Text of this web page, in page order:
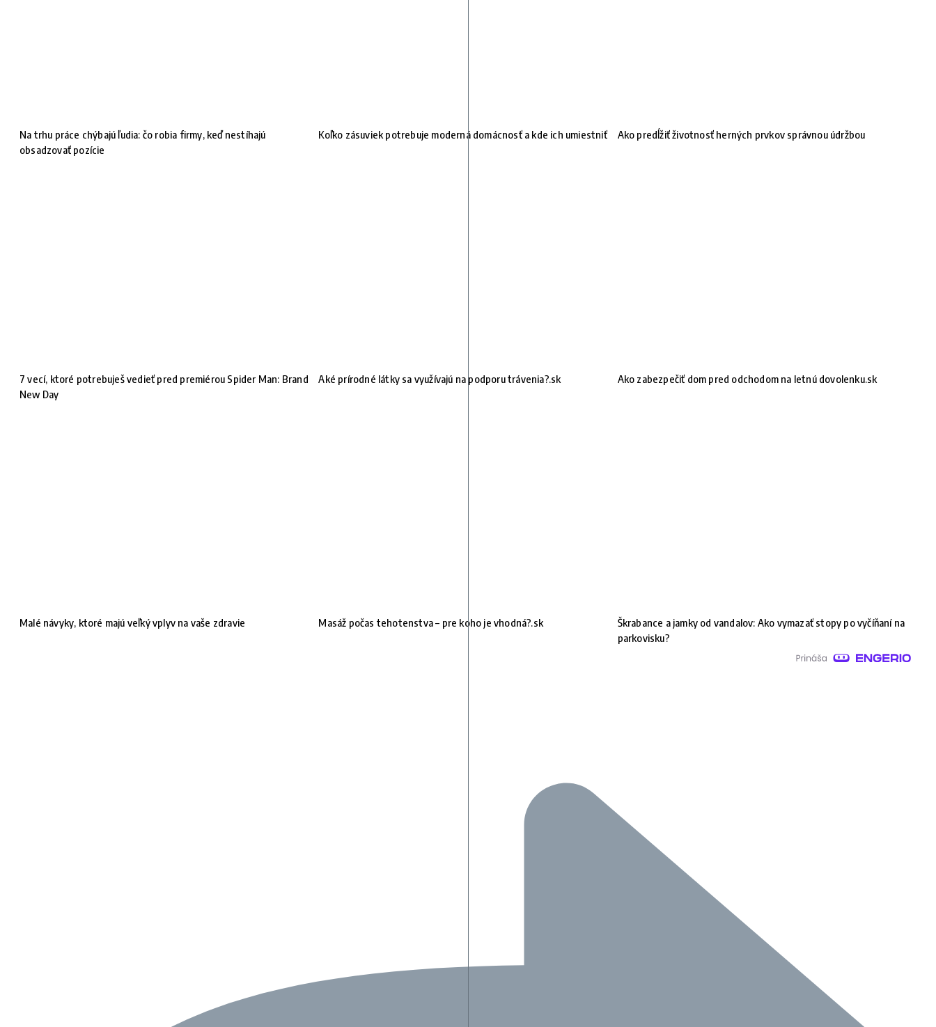
Na trhu práce chýbajú ľudia: čo robia firmy, keď nestíhajú
obsadzovať pozície
Koľko zásuviek potrebuje moderná domácnosť a kde ich umiestniť Ako predĺžiť životnosť herných prvkov správnou údržbou
7 vecí, ktoré potrebuješ vedieť pred premiérou Spider Man: Brand
New Day
Aké prírodné látky sa využívajú na podporu trávenia?.sk Ako zabezpečiť dom pred odchodom na letnú dovolenku.sk
Malé návyky, ktoré majú veľký vplyv na vaše zdravie Masáž počas tehotenstva – pre koho je vhodná?.sk
Škrabance a jamky od vandalov: Ako vymazať stopy po vyčíňaní na
parkovisku?